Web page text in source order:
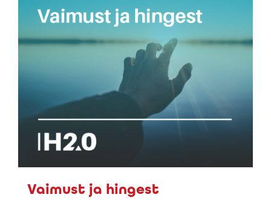
Vaimust ja hingest